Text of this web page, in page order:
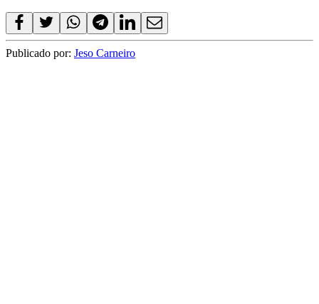
Publicado por: Jeso Carneiro